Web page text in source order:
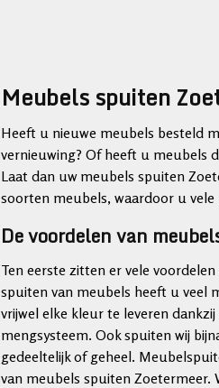
Meubels spuiten
Heeft u nieuwe meubels besteld
vernieuwing? Of heeft u meubels
Laat dan uw meubels spuiten
soorten meubels, waardoor u
De voordelen van
Ten eerste zitten er vele
spuiten van meubels heeft u veel
vrijwel elke kleur te leveren
mengsysteem. Ook spuiten wij
gedeeltelijk of geheel.
van meubels spuiten Zoetermeer.